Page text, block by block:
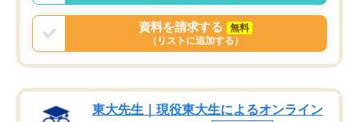
資料を請求する
無料
（リストに追加する）
東大先生｜現役東大生によるオンライン